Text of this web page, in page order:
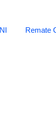
Remate